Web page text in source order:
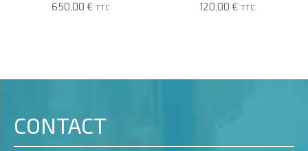
650,00€ TTC 120,00 € TTC
CONTACT